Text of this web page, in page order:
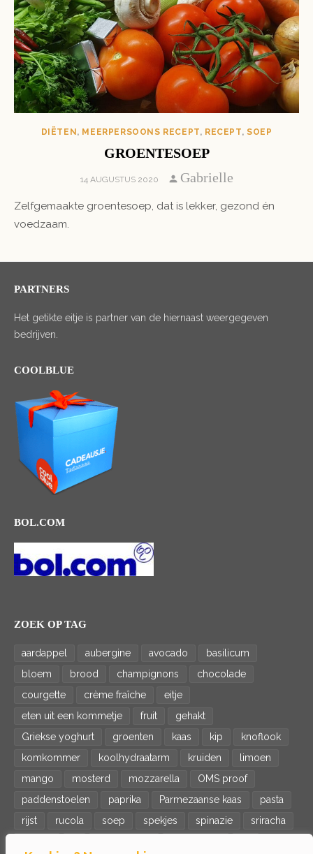
DIËTEN , MEERPERSOONS RECEPT, RECEPT, SOEP
GROENTESOEP
POSTED
14 AUGUSTUS 2020 Author
Gabrielle
Zelfgemaakte groentesoep, dat is lekker, gezond én
voedzaam.
PARTNERS
Het getikte eitje is partner van de hiernaast weergegeven
bedrijven.
COOLBLUE
BOL.COM
ZOEK OP TAG
aardappel aubergine avocado
basilicum
bloem
brood champignons
chocolade
courgette
crème fraîche
eitje
eten uit een kommetje
fruit
gehakt
Griekse yoghurt
groenten kaas kip
knoflook
komkommer
koolhydraatarm kruiden
limoen
mango
mosterd mozzarella
OMS proof
paddenstoelen
paprika Parmezaanse kaas
pasta
rijst
rucola soep spekjes spinazie
sriracha